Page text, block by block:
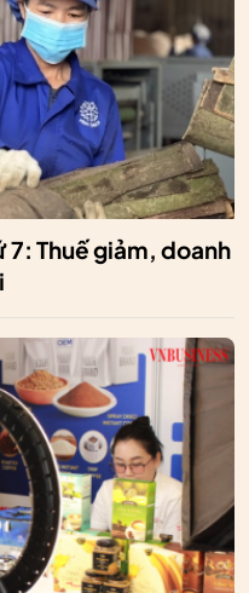
7: Thuế giảm, doanh